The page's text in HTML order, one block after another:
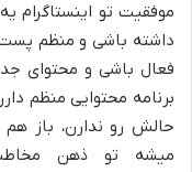
موفقیت تو اینستاگرام
داشته باشی و منظم پست
فعال باشی و محتوای
برنامه محتوایی منظم
حالش رو ندارن، باز
میشه تو ذهن